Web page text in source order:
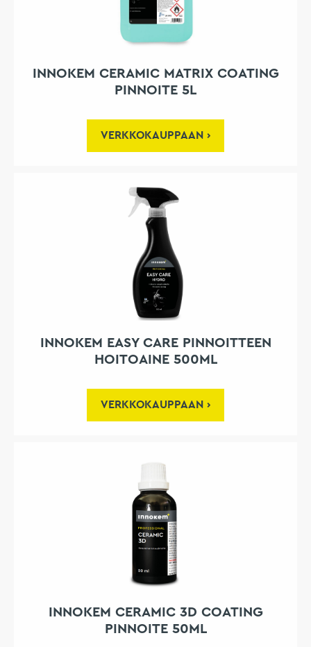
INNOKEM CERAMIC MATRIX COATING
PINNOITE 5L
VERKKOKAUPPAAN
INNOKEM EASY CARE PINNOITTEEN
HOITOAINE 500ML
VERKKOKAUPPAAN
INNOKEM CERAMIC 3D COATING
PINNOITE 50ML